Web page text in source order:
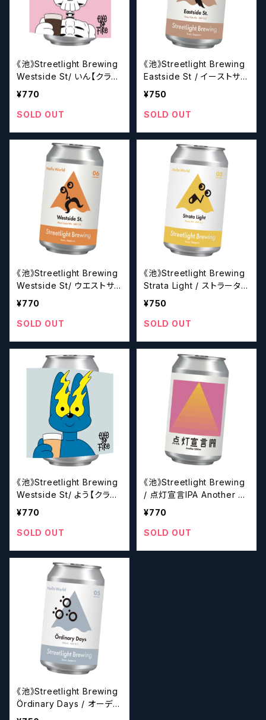
《池》Streetlight Brewing
Westside St/ いん【クラフ
トビール】
¥770
SOLD OUT
《池》Streetlight Brewing
Eastside St / イーストサイ
ド・ストリート【クラフトビー
¥750
SOLD OUT
《池》Streetlight Brewing
Westside St/ ウエストサイ
ド・ストリート【クラフトビー
¥770
SOLD OUT
《池》Streetlight Brewing
Strata Light / ストラータ・
ライト【クラフトビール】
¥750
SOLD OUT
《池》Streetlight Brewing
Westside St/ よう【クラフ
トビール】
¥770
SOLD OUT
《池》Streetlight Brewing
/ 点灯宣言IPA Another Ed
ition【クラフトビール】
¥770
SOLD OUT
《池》Streetlight Brewing
Ördinary Days / オーディ
ナリー・デイズ【クラフトビー